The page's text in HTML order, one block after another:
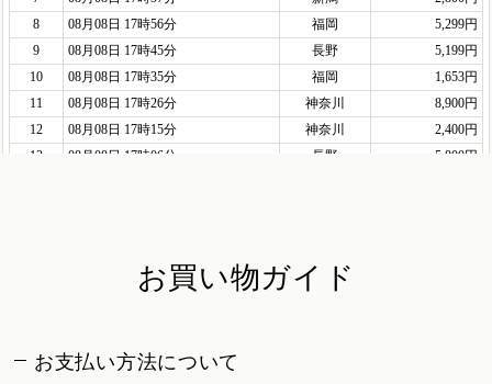
お買い物ガイド
お支払い方法について